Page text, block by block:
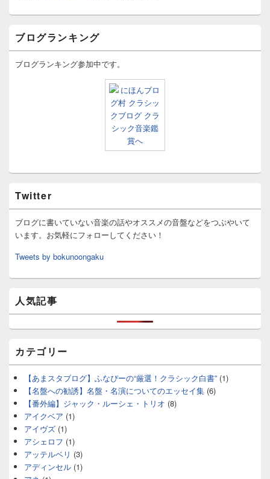
ブログランキング
ブログランキング参加中です。
Twitter
ブログに書いていない音楽の話やオススメの音盤などをつぶやいて
います。お気軽にフォローしてください！
Tweets by bokunoongaku
人気記事
カテゴリー
【あまスタブログ】ふなぴーの“厳選！クラシック白書” (1)
【名盤への勧誘】名盤・名演についてのエッセイ集 (6)
【番外編】ジャック・ルーシェ・トリオ (8)
アイクベア (1)
アイヴズ (1)
アシェロフ (1)
アッテルベリ (3)
アディンセル (1)